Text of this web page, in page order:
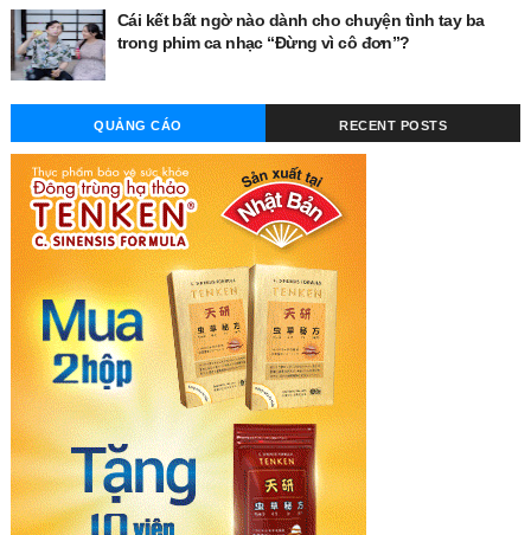
Cái kết bất ngờ nào dành cho chuyện tình tay ba
trong phim ca nhạc “Đừng vì cô đơn”?
QUẢNG CÁO RECENT POSTS